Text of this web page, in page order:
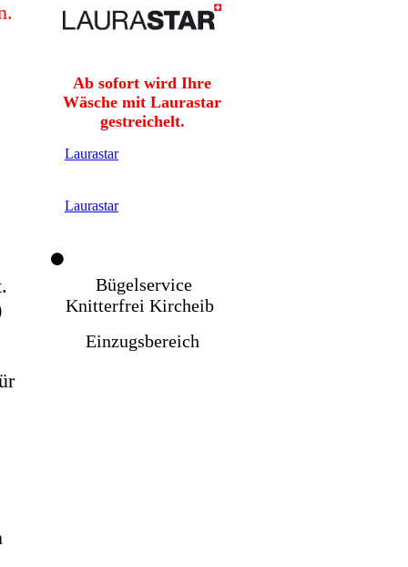
Ab sofort wird Ihre
Wäsche mit Laurastar
gestreichelt.
Laurastar
Laurastar
Bügelservice
Knitterfrei Kircheib
Einzugsbereich